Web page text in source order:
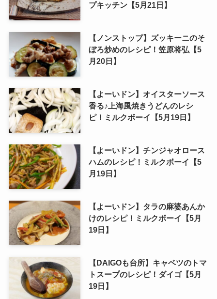
プキッチン【5月21日】
【ノンストップ】ズッキーニのそ
ぼろ炒めのレシピ！笠原将弘【5
月20日】
【よーいドン】オイスターソース
香る♪上海風焼きうどんのレシ
ピ！ミルクボーイ【5月19日】
【よーいドン】チンジャオロース
ハムのレシピ！ミルクボーイ【5
月19日】
【よーいドン】タラの麻婆あんか
けのレシピ！ミルクボーイ【5月
19日】
【DAIGOも台所】キャベツのトマ
トスープのレシピ！ダイゴ【5月
19日】